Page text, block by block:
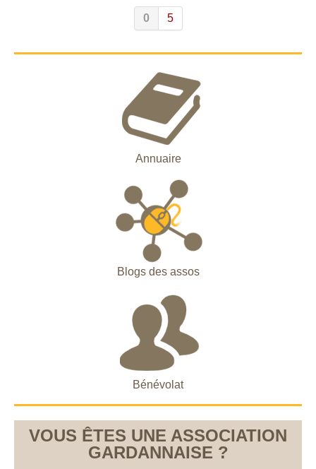
0 5
Annuaire
Blogs des assos
Bénévolat
VOUS ÊTES UNE ASSOCIATION
GARDANNAISE ?